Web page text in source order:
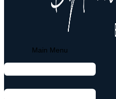
Main Menu